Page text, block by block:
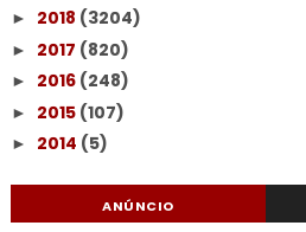
► 2018 (3204)
► 2017 (820)
► 2016 (248)
► 2015 (107)
► 2014 (5)
ANÚNCIO